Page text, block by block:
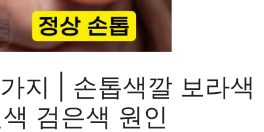
지 | 손톱색깔 보라색
검은색 원인